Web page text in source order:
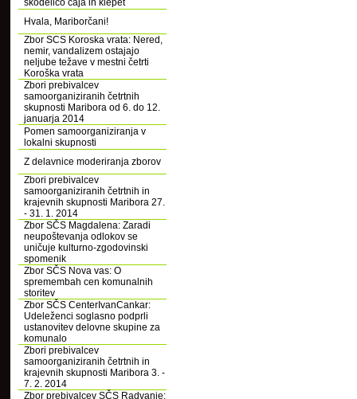
skodelico čaja in klepet
Hvala, Mariborčani!
Zbor SCS Koroska vrata: Nered,
nemir, vandalizem ostajajo
neljube težave v mestni četrti
Koroška vrata
Zbori prebivalcev
samoorganiziranih četrtnih
skupnosti Maribora od 6. do 12.
januarja 2014
Pomen samoorganiziranja v
lokalni skupnosti
Z delavnice moderiranja zborov
Zbori prebivalcev
samoorganiziranih četrtnih in
krajevnih skupnosti Maribora 27.
- 31. 1. 2014
Zbor SČS Magdalena: Zaradi
neupoštevanja odlokov se
uničuje kulturno-zgodovinski
spomenik
Zbor SČS Nova vas: O
spremembah cen komunalnih
storitev
Zbor SČS CenterIvanCankar:
Udeleženci soglasno podprli
ustanovitev delovne skupine za
komunalo
Zbori prebivalcev
samoorganiziranih četrtnih in
krajevnih skupnosti Maribora 3. -
7. 2. 2014
Zbor prebivalcev SČS Radvanje: